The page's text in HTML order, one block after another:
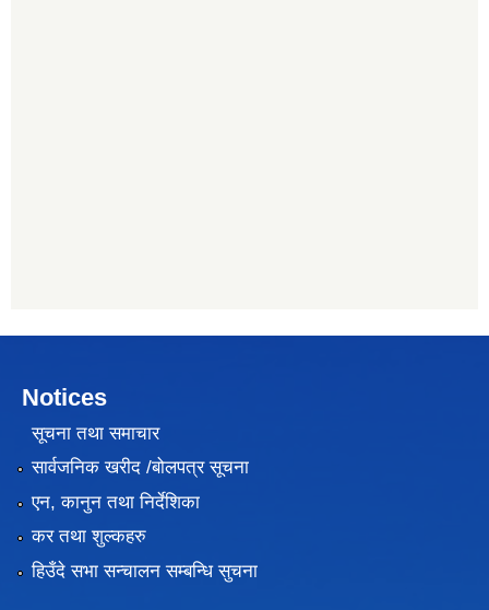
Notices
सूचना तथा समाचार
सार्वजनिक खरीद /बोलपत्र सूचना
एन, कानुन तथा निर्देशिका
कर तथा शुल्कहरु
हिउँदे सभा सन्चालन सम्बन्धि सुचना